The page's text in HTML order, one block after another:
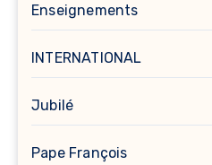
Enseignements
INTERNATIONAL
Jubilé
Pape François